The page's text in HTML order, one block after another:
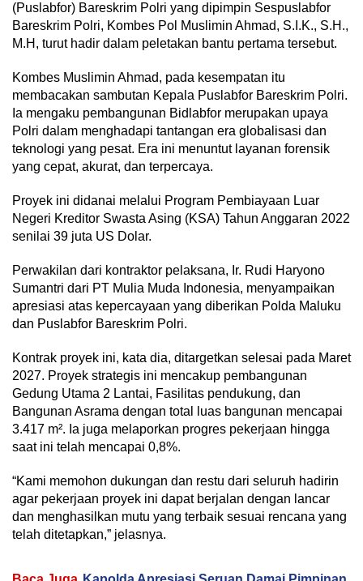
(Puslabfor) Bareskrim Polri yang dipimpin Sespuslabfor
Bareskrim Polri, Kombes Pol Muslimin Ahmad, S.I.K., S.H.,
M.H, turut hadir dalam peletakan bantu pertama tersebut.
Kombes Muslimin Ahmad, pada kesempatan itu
membacakan sambutan Kepala Puslabfor Bareskrim Polri.
Ia mengaku pembangunan Bidlabfor merupakan upaya
Polri dalam menghadapi tantangan era globalisasi dan
teknologi yang pesat. Era ini menuntut layanan forensik
yang cepat, akurat, dan terpercaya.
Proyek ini didanai melalui Program Pembiayaan Luar
Negeri Kreditor Swasta Asing (KSA) Tahun Anggaran 2022
senilai 39 juta US Dolar.
Perwakilan dari kontraktor pelaksana, Ir. Rudi Haryono
Sumantri dari PT Mulia Muda Indonesia, menyampaikan
apresiasi atas kepercayaan yang diberikan Polda Maluku
dan Puslabfor Bareskrim Polri.
Kontrak proyek ini, kata dia, ditargetkan selesai pada Maret
2027. Proyek strategis ini mencakup pembangunan
Gedung Utama 2 Lantai, Fasilitas pendukung, dan
Bangunan Asrama dengan total luas bangunan mencapai
3.417 m². Ia juga melaporkan progres pekerjaan hingga
saat ini telah mencapai 0,8%.
“Kami memohon dukungan dan restu dari seluruh hadirin
agar pekerjaan proyek ini dapat berjalan dengan lancar
dan menghasilkan mutu yang terbaik sesuai rencana yang
telah ditetapkan,” jelasnya.